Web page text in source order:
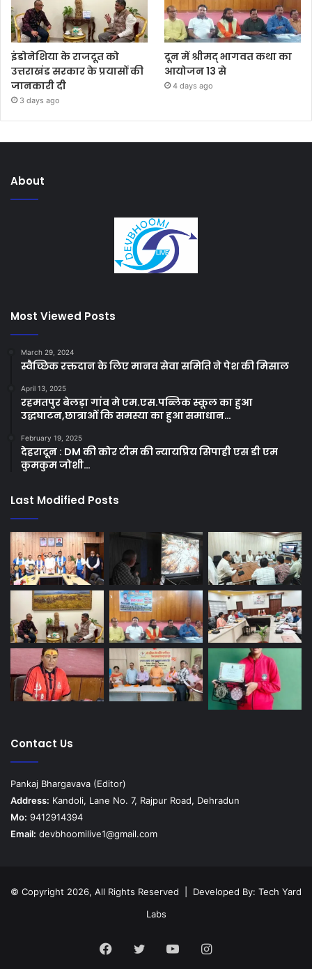
इंडोनेशिया के राजदूत को
उत्तराखंड सरकार के प्रयासों की
जानकारी दी
3 days ago
दून में श्रीमद् भागवत कथा का
आयोजन 13 से
4 days ago
About
Most Viewed Posts
March 29, 2024
स्वैच्छिक रक्तदान के लिए मानव सेवा समिति ने पेश की मिसाल
April 13, 2025
रहमतपुर बेलड़ा गांव मे एम.एस.पब्लिक स्कूल का हुआ
उद्धघाटन,छात्राओं कि समस्या का हुआ समाधान…
February 19, 2025
देहरादून : DM की कोर टीम की न्यायप्रिय सिपाही एस डी एम
कुमकुम जोशी…
Last Modified Posts
Contact Us
Pankaj Bhargavava (Editor)
Address: Kandoli, Lane No. 7, Rajpur Road, Dehradun
Mo: 9412914394
Email: devbhoomilive1@gmail.com
© Copyright 2026, All Rights Reserved | Developed By: Tech Yard
Labs
Facebook
TwitterYouTubeInstagram